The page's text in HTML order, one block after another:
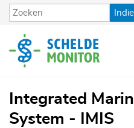
Overslaan
en
de
inhoud
Integrated
System - IMIS